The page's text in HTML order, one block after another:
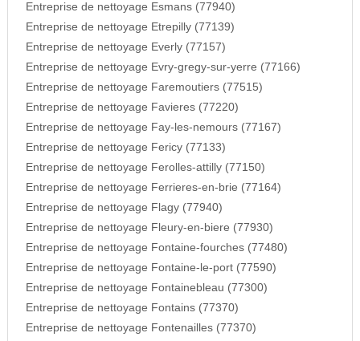
Entreprise de nettoyage Esmans (77940)
Entreprise de nettoyage Etrepilly (77139)
Entreprise de nettoyage Everly (77157)
Entreprise de nettoyage Evry-gregy-sur-yerre (77166)
Entreprise de nettoyage Faremoutiers (77515)
Entreprise de nettoyage Favieres (77220)
Entreprise de nettoyage Fay-les-nemours (77167)
Entreprise de nettoyage Fericy (77133)
Entreprise de nettoyage Ferolles-attilly (77150)
Entreprise de nettoyage Ferrieres-en-brie (77164)
Entreprise de nettoyage Flagy (77940)
Entreprise de nettoyage Fleury-en-biere (77930)
Entreprise de nettoyage Fontaine-fourches (77480)
Entreprise de nettoyage Fontaine-le-port (77590)
Entreprise de nettoyage Fontainebleau (77300)
Entreprise de nettoyage Fontains (77370)
Entreprise de nettoyage Fontenailles (77370)